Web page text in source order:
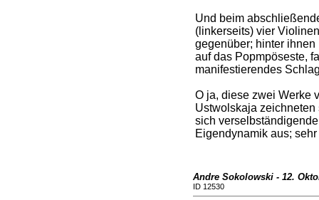
Und beim
(linkerseits) vier
gegenüber; hinter
auf das Popmpöseste,
manifestierendes
O ja, diese zwei Werke
Ustwolskaja
sich
Eigendynamik aus;
Andre Sokolowski - 12.
ID 12530